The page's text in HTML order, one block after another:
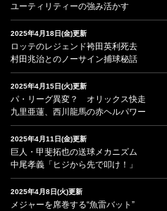
ユーティリティーの強み活かす
2025年4月18日(金)更新
ロッテのレジェンド袴田英利死去
村田兆治とのノーサイン捕球秘話
2025年4月15日(火)更新
パ・リーグ異変？ オリックス快走
九里亜蓮、西川龍馬の赤ヘルパワー
2025年4月11日(金)更新
巨人・甲斐拓也の送球メカニズム
中尾孝義「ヒジから先で叩け！」
2025年4月8日(火)更新
メジャーを席巻する“魚雷バット”